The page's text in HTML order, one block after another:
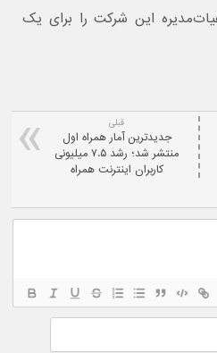
این شرکت را برای یک
قبلی
جدیدترین آمار همراه اول
منتشر شد؛ رشد ۷.۵ میلیونی
کاربران اینترنت همراه